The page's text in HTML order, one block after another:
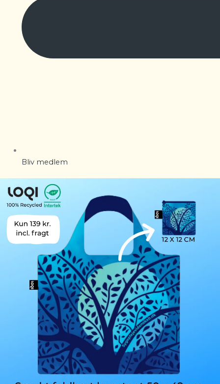
Bliv medlem